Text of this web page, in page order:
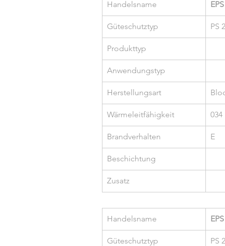
Handelsname
Güteschutztyp PS
Produkttyp
Anwendungstyp
Herstellungsart
Wärmeleitfähigkeit 034
Brandverhalten E
Beschichtung
Zusatz
Handelsname
Güteschutztyp PS